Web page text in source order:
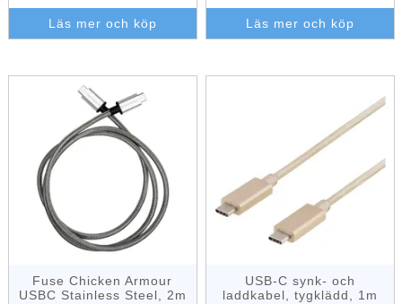
Läs mer och köp Läs mer och köp
Fuse Chicken Armour
USBC Stainless Steel, 2m
USB-C synk- och
laddkabel, tygklädd, 1m